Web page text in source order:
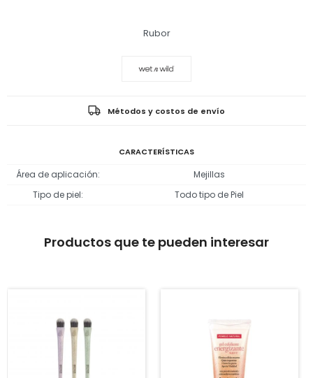
Rubor
Métodos y costos de envío
CARACTERÍSTICAS
Área de aplicación
Mejillas
Tipo de piel
Todo tipo de Piel
Productos que te pueden interesar